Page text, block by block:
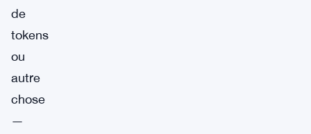
de
tokens
ou
autre
chose
—